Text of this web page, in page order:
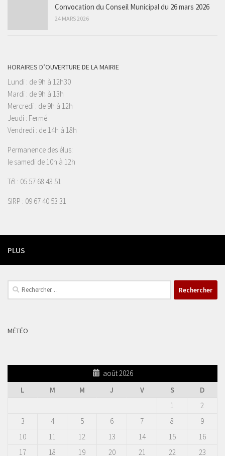
Convocation du Conseil Municipal du 26 mars 2026
24 MARS 2026
HORAIRES D’OUVERTURE DE LA MAIRIE
Lundi : de 9h à 12h30
Mardi : de 9h à 13h
Mercredi : de 9h à 12h
Jeudi : Fermé
Vendredi : de 14h à 18h
Permanence des élus:
le samedi de 10h à 12h
Tél : 05 57 68 43 51
SIRP : 09 67 40 53 31
PLUS
Rechercher :
MÉTÉO
août 2026
L
M M J V S
D
1
2
3
4 5 6 7 8
9
10
11 12 13 14 15
16
17
18 19 20 21 22 23